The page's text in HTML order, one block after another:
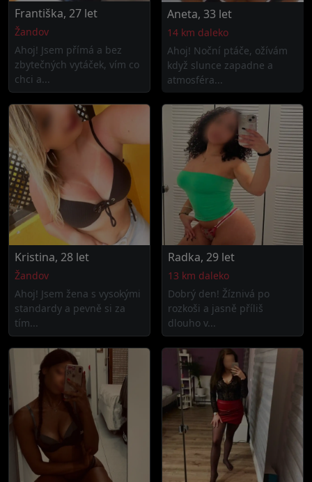
Františka, 27 let
Žandov
Ahoj! Jsem přímá a bez
zbytečných vytáček, vím co
chci a...
Aneta, 33 let
14 km daleko
Ahoj! Noční ptáče, ožívám
když slunce zapadne a
atmosféra...
Kristina, 28 let
Žandov
Ahoj! Jsem žena s vysokými
standardy a pevně si za
tím...
Radka, 29 let
13 km daleko
Dobrý den! Žíznivá po
rozkoši a jasně příliš
dlouho v...